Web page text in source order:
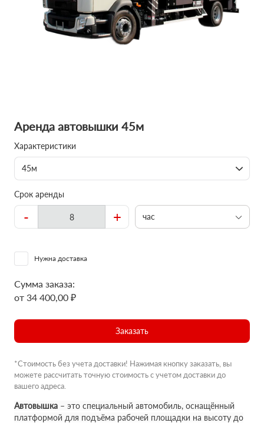
Аренда автовышки 45м
Характеристики
45м
Срок аренды
- + час
Нужна доставка
Сумма заказа:
от 34 400,00 ₽
Заказать
*Стоимость без учета доставки! Нажимая кнопку заказать, вы
можете рассчитать точную стоимость с учетом доставки до
вашего адреса.
Автовышка – это специальный автомобиль, оснащённый
платформой для подъёма рабочей площадки на высоту до